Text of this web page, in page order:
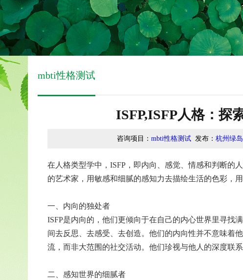
mbti性格测试
ISFP,ISFP人格：探
咨询项目： mbti性格测试 发布： 杭州绿
在人格类型学中，ISFP，即内向、感觉、情感和判断的
的艺术家，用敏感和细腻的感知力去描绘生活的色彩，
一、内向的独处者
ISFP是内向的，他们更倾向于在自己的内心世界里寻找
间去反思、去感受、去创造。他们的内向性并不意味着
流，而非大范围的社交活动。他们珍视与他人的深度联
二、感知世界的细腻者